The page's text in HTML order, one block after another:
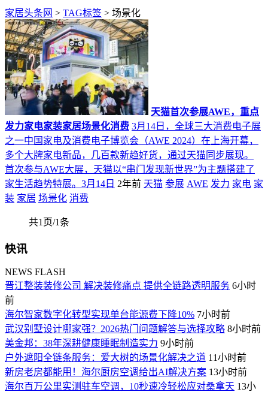
家居头条网 > TAG标签 > 场景化
天猫首次参展AWE，重点
发力家电家装家居场景化消费 3月14日，全球三大消费电子展
之一中国家电及消费电子博览会（AWE 2024）在上海开幕，
多个大牌家电新品，几百款新趋好货，通过天猫同步展现。
首次参与AWE大展，天猫以“串门发现新世界”为主题搭建了
家生活趋势特展。3月14日 2年前 天猫 参展 AWE 发力 家电 家
装 家居 场景化 消费
共1页/1条
快讯
NEWS FLASH
晋江整装装修公司 解决装修痛点 提供全链路透明服务 6小时
前
海尔智家数字化转型实现单台能源费下降10% 7小时前
武汉别墅设计哪家强？2026热门问题解答与选择攻略 8小时前
美金邦：38年深耕健康睡眠制造实力 9小时前
户外遮阳全链条服务：爱大树的场景化解决之道 11小时前
新房老房都能用！海尔厨房空调给出AI解决方案 13小时前
海尔百万公里实测驻车空调，10秒速冷轻松应对桑拿天 13小